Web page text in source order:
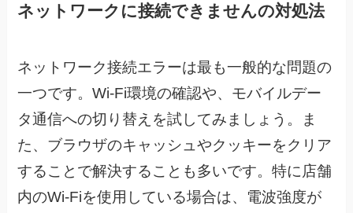
ネットワークに接続できませんの対処法
ネットワーク接続エラーは最も一般的な問題の
一つです。Wi-Fi環境の確認や、モバイルデー
タ通信への切り替えを試してみましょう。ま
た、ブラウザのキャッシュやクッキーをクリア
することで解決することも多いです。特に店舗
内のWi-Fiを使用している場合は、電波強度が